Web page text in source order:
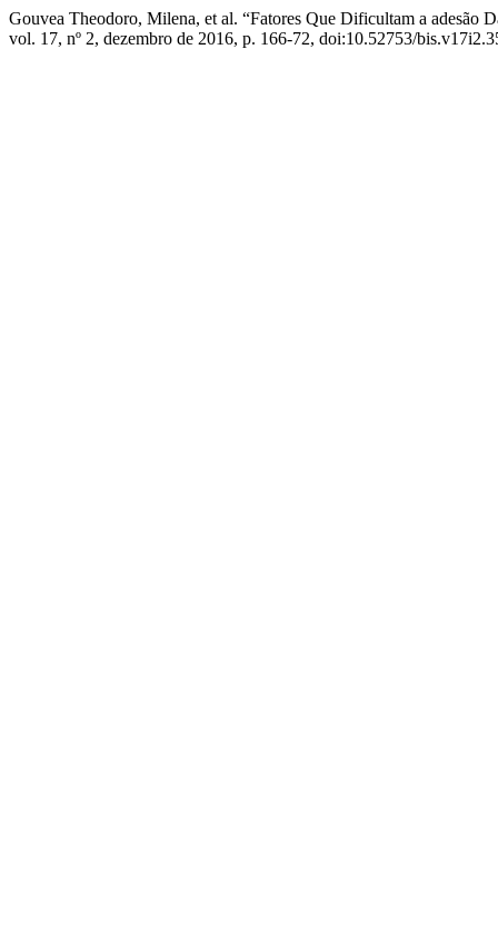
Gouvea Theodoro, Milena, et al. “Fatores Que Dificultam a adesão
vol. 17, nº 2, dezembro de 2016, p. 166-72, doi:10.52753/